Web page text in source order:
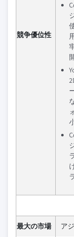
競争優位性
最大の市場
ア